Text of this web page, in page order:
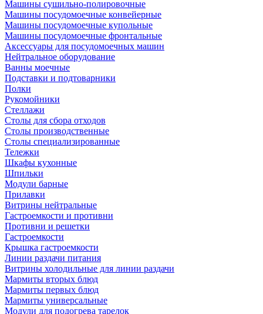
Машины сушильно-полировочные
Машины посудомоечные конвейерные
Машины посудомоечные купольные
Машины посудомоечные фронтальные
Аксессуары для посудомоечных машин
Нейтральное оборудование
Ванны моечные
Подставки и подтоварники
Полки
Рукомойники
Стеллажи
Столы для сбора отходов
Столы производственные
Столы специализированные
Тележки
Шкафы кухонные
Шпильки
Модули барные
Прилавки
Витрины нейтральные
Гастроемкости и противни
Противни и решетки
Гастроемкости
Крышка гастроемкости
Линии раздачи питания
Витрины холодильные для линии раздачи
Мармиты вторых блюд
Мармиты первых блюд
Мармиты универсальные
Модули для подогрева тарелок